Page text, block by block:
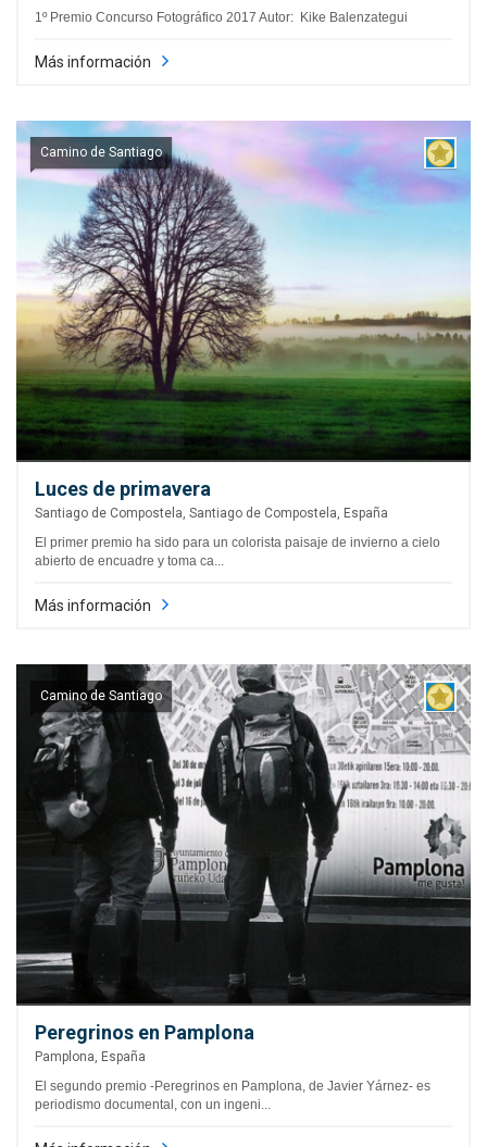
1º Premio Concurso Fotográfico 2017 Autor: Kike Balenzategui
Más información
Camino de Santiago
Luces de primavera
Santiago de Compostela, Santiago de Compostela, España
El primer premio ha sido para un colorista paisaje de invierno a cielo
abierto de encuadre y toma ca...
Más información
Camino de Santiago
Peregrinos en Pamplona
Pamplona, España
El segundo premio -Peregrinos en Pamplona, de Javier Yárnez- es
periodismo documental, con un ingeni...